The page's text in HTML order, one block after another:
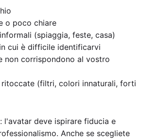
o poco chiare
(spiaggia, feste, casa)
cui è difficile identificarvi
non corrispondono al vostro
ritoccate (filtri, colori innaturali, forti
l'avatar deve ispirare fiducia e
Anche se scegliete